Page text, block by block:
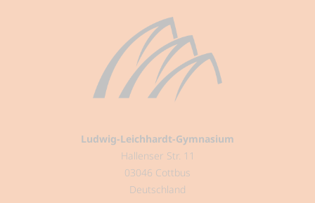
Ludwig-Leichhardt-Gymnasium
Hallenser Str. 11
03046 Cottbus
Deutschland